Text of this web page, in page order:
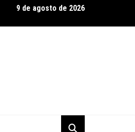
Importa Mais Que Quantidade,
9 de agosto de 2026